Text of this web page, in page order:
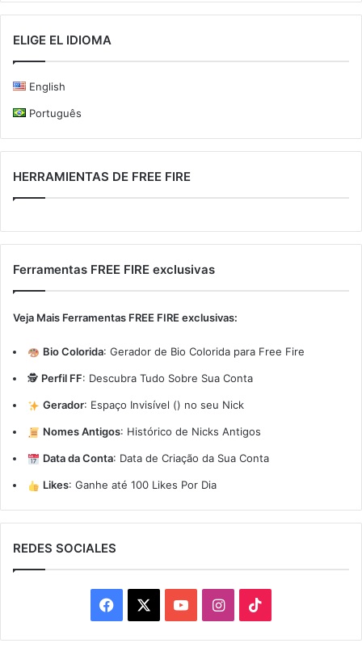
ELIGE EL IDIOMA
English
Português
HERRAMIENTAS DE FREE FIRE
Ferramentas FREE FIRE exclusivas
Veja Mais Ferramentas FREE FIRE exclusivas:
Bio Colorida: Gerador de Bio Colorida para Free Fire
🕵️ Perfil FF: Descubra Tudo Sobre Sua Conta
Gerador: Espaço Invisível (ㅤ) no seu Nick
Nomes Antigos: Histórico de Nicks Antigos
Data da Conta: Data de Criação da Sua Conta
Likes: Ganhe até 100 Likes Por Dia
REDES SOCIALES
Facebook YouTubeInstagram